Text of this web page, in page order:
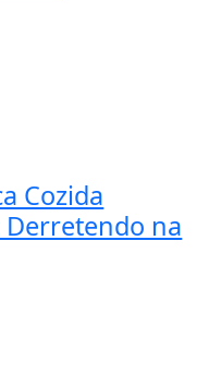
Cozida
Derretendo na